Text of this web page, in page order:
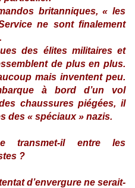
britanniques, « les
ne sont finalement
des élites militaires et
de plus en plus.
mais inventent peu.
à bord d’un vol
chaussures piégées, il
des « spéciaux » nazis.
transmet-il entre les
?
d’envergure ne serait-